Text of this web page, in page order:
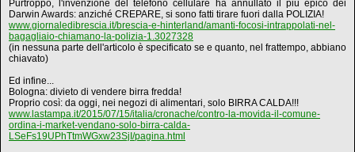
Purtroppo, l'invenzione del telefono cellulare ha annullato il più epico dei
Darwin Awards: anziché CREPARE, si sono fatti tirare fuori dalla POLIZIA!
www.giornaledibrescia.it/brescia-e-hinterland/amanti-focosi-intrappolati-nel-
bagagliaio-chiamano-la-polizia-1.3027328
(in nessuna parte dell'articolo è specificato se e quanto, nel frattempo, abbiano
chiavato)
Ed infine...
Bologna: divieto di vendere birra fredda!
Proprio così: da oggi, nei negozi di alimentari, solo BIRRA CALDA!!!
www.lastampa.it/2015/07/15/italia/cronache/contro-la-movida-il-comune-
ordina-i-market-vendano-solo-birra-calda-
LSeFs19UPhTtmWGxw23SjI/pagina.html